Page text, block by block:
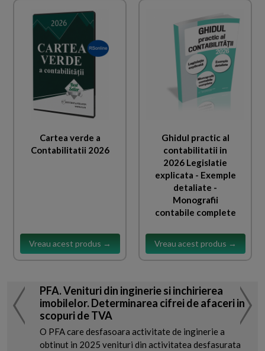
Cartea verde a
Contabilitatii 2026
Vreau acest produs →
Ghidul practic al
contabilitatii in
2026 Legislatie
explicata - Exemple
detaliate -
Monografii
contabile complete
Vreau acest produs →
PFA. Venituri din inginerie si inchirierea
imobilelor. Determinarea cifrei de afaceri in
scopuri de TVA
O PFA care desfasoara activitate de inginerie a
obtinut in 2025 venituri din activitatea desfasurata